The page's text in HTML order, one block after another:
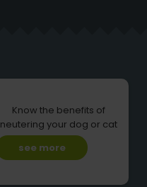
Know the benefits of
neutering your dog or cat
see more